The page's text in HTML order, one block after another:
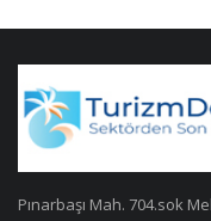
Pınarbaşı Mah. 704.sok